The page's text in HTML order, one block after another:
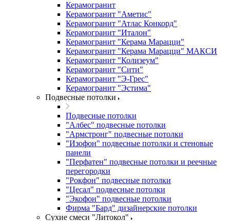
Керамогранит
Керамогранит "Аметис"
Керамогранит "Атлас Конкорд"
Керамогранит "Италон"
Керамогранит "Керама Марацци"
Керамогранит "Керама Марацци" МАКСИ
Керамогранит "Колизеум"
Керамогранит "Сити"
Керамогранит "Э-Грес"
Керамогранит "Эстима"
Подвесные потолки
Подвесные потолки
"Албес" подвесные потолки
"Армстронг" подвесные потолки
"Изофон" подвесные потолки и стеновые
панели
"Перфатен" подвесные потолки и реечные
перегородки
"Рокфон" подвесные потолки
"Цесал" подвесные потолки
"Экофон" подвесные потолки
Фирма "Бард" дизайнерские потолки
Сухие смеси "Литокол"